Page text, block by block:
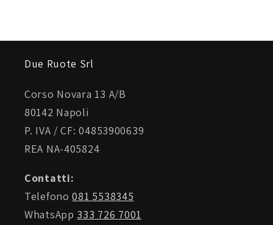
Due Ruote Srl
Corso Novara 13 A/B
80142 Napoli
P. IVA / CF: 04853900639
REA NA-405824
Contatti:
Telefono081 5538345
WhatsApp 333 726 7001